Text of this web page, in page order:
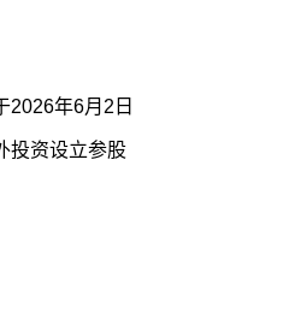
2026年6月2日
投资设立参股